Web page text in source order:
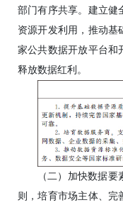
部门有序共享。建立健
资源开发利用，推动基
家公共数据开放平台和
释放数据红利。
（二）加快数据
则，培育市场主体、完